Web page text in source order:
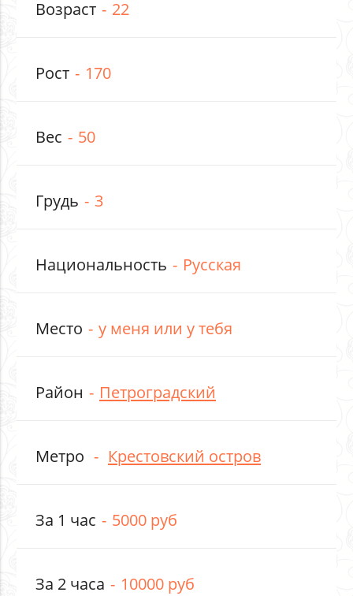
Возраст 22
Рост 170
Вес 50
Грудь 3
Национальность Русская
Место у меня или у тебя
Район Петроградский
Метро Крестовский остров
За 1 час 5000 руб
За 2 часа 10000 руб